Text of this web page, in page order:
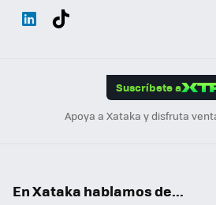
Suscríbete a
Apoya a Xataka y disfruta
En Xataka hablamos de...